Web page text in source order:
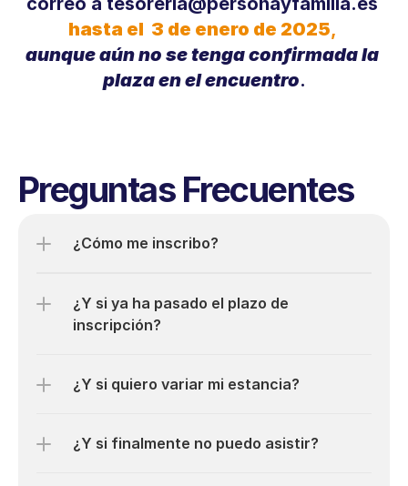
hasta el  3 de enero de 2025,
aunque aún no se tenga confirmada la
plaza en el encuentro.
Preguntas Frecuentes
¿Cómo me inscribo?
¿Y si ya ha pasado el plazo de
inscripción?
¿Y si quiero variar mi estancia?
¿Y si finalmente no puedo asistir?